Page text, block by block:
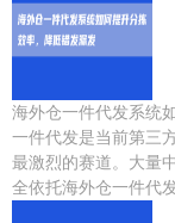
海外仓一件代发系统
一件代发是当前第三
最激烈的赛道。大量
全依托海外仓一件代